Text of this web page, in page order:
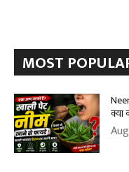
MOST
क्या